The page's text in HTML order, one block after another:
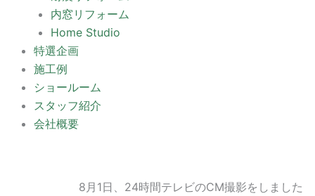
内窓リフォーム
Home Studio
特選企画
施工例
ショールーム
スタッフ紹介
会社概要
8月1日、24時間テレビのCM撮影をしました